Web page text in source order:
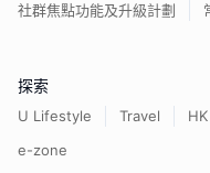
社群焦點功能及升級計劃
探索
U Lifestyle Travel HK
e-zone